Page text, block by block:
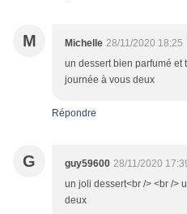
M Michelle 28/11/2020 18:25
un dessert bien parfumé et
journée à vous deux
Répondre
G guy59600 28/11/2020
un joli dessert<br /> <br />
deux